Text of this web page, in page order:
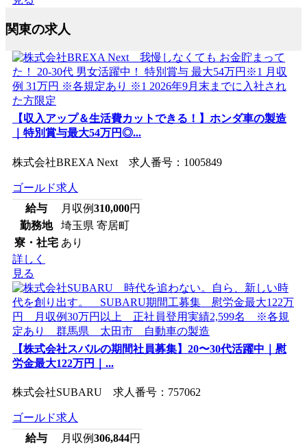
関東の求人
【収入アップ＆生活費カットできる！】ホンダ車の製造
｜特別賞与最大54万円◎...
株式会社BREXA Next 求人番号：1005849
ゴールド求人
給与
月収例310,000円
勤務地
埼玉県 寄居町
寮・社宅 あり
詳しく
見る
【株式会社スバルの期間社員募集】20〜30代活躍中｜慰
労金最大122万円｜...
株式会社SUBARU 求人番号：757062
ゴールド求人
給与
月収例306,844円